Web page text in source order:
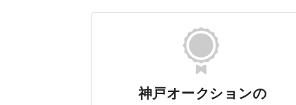
神戸オークションの